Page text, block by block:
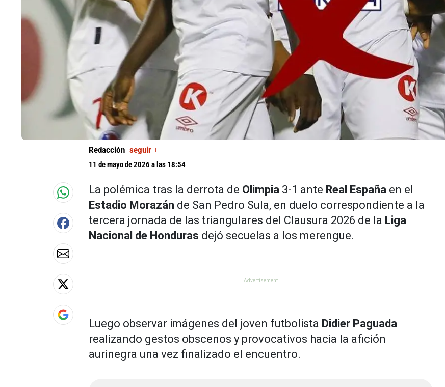
Redacción seguir +
11 de mayo de 2026 a las 18:54
La polémica tras la derrota de Olimpia 3-1 ante Real España en el
Estadio Morazán de San Pedro Sula, en duelo correspondiente a la
tercera jornada de las triangulares del Clausura 2026 de la Liga
Nacional de Honduras dejó secuelas a los merengue.
Luego observar imágenes del joven futbolista Didier Paguada
realizando gestos obscenos y provocativos hacia la afición
aurinegra una vez finalizado el encuentro.